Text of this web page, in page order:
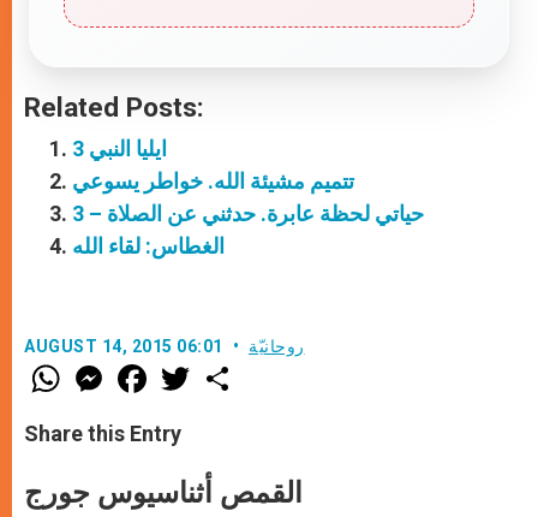
Related Posts:
ايليا النبي 3
تتميم مشيئة الله. خواطر يسوعي
حياتي لحظة عابرة. حدثني عن الصلاة – 3
الغطاس: لقاء الله
AUGUST 14, 2015 06:01 روحانيّة
W
h
t
s
p
p
M
e
s
e
e
F
a
e
b
k
w
r
Share this Entry
القمص أثناسيوس جورج